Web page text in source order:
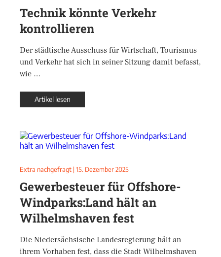
Technik könnte Verkehr
kontrollieren
Der städtische Ausschuss für Wirtschaft, Tourismus
und Verkehr hat sich in seiner Sitzung damit befasst,
wie …
Artikel lesen
Extra nachgefragt | 15. Dezember 2025
Gewerbesteuer für Offshore-
Windparks:Land hält an
Wilhelmshaven fest
Die Niedersächsische Landesregierung hält an
ihrem Vorhaben fest, dass die Stadt Wilhelmshaven